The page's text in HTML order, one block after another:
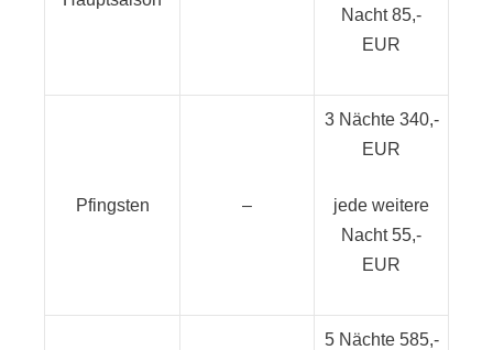
Nacht 85,-
EUR
Pfingsten –
3 Nächte 340,-
EUR
jede weitere
Nacht 55,-
EUR
5 Nächte 585,-